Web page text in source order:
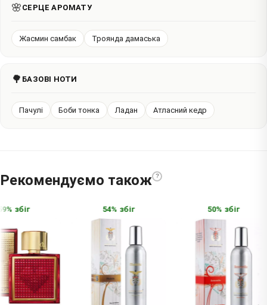
🌸 СЕРЦЕ АРОМАТУ
Жасмин самбак Троянда дамаська
🌳 БАЗОВІ НОТИ
Пачулі Боби тонка Ладан Атласний кедр
Рекомендуємо також ?
збіг 54% збіг 50% збіг